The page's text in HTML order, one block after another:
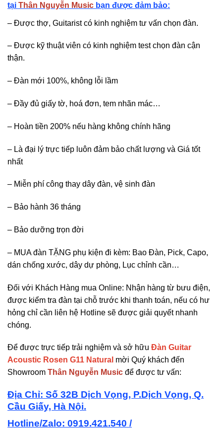
tại Thân Nguyễn Music bạn được đảm bảo:
– Được thợ, Guitarist có kinh nghiệm tư vấn chọn đàn.
– Được kỹ thuật viên có kinh nghiệm test chọn đàn cận
thận.
– Đàn mới 100%, không lỗi lầm
– Đầy đủ giấy tờ, hoá đơn, tem nhãn mác…
– Hoàn tiền 200% nếu hàng không chính hãng
– Là đại lý trực tiếp luôn đảm bảo chất lượng và Giá tốt
nhất
– Miễn phí công thay dây đàn, vệ sinh đàn
– Bảo hành 36 tháng
– Bảo dưỡng trọn đời
– MUA đàn TẶNG phụ kiện đi kèm: Bao Đàn, Pick, Capo,
dán chống xước, dây dự phòng, Lục chỉnh cần…
Đối với Khách Hàng mua Online: Nhận hàng từ bưu điện,
được kiểm tra đàn tại chỗ trước khi thanh toán, nếu có hư
hỏng chỉ cần liên hệ Hotline sẽ được giải quyết nhanh
chóng.
Để được trực tiếp trải nghiệm và sở hữu Đàn Guitar
Acoustic Rosen G11 Natural mời Quý khách đến
Showroom Thân Nguyễn Music để được tư vấn:
Địa Chỉ: Số 32B Dịch Vọng, P.Dịch Vọng, Q.
Cầu Giấy, Hà Nội.
Hotline/Zalo: 0919.421.540 /